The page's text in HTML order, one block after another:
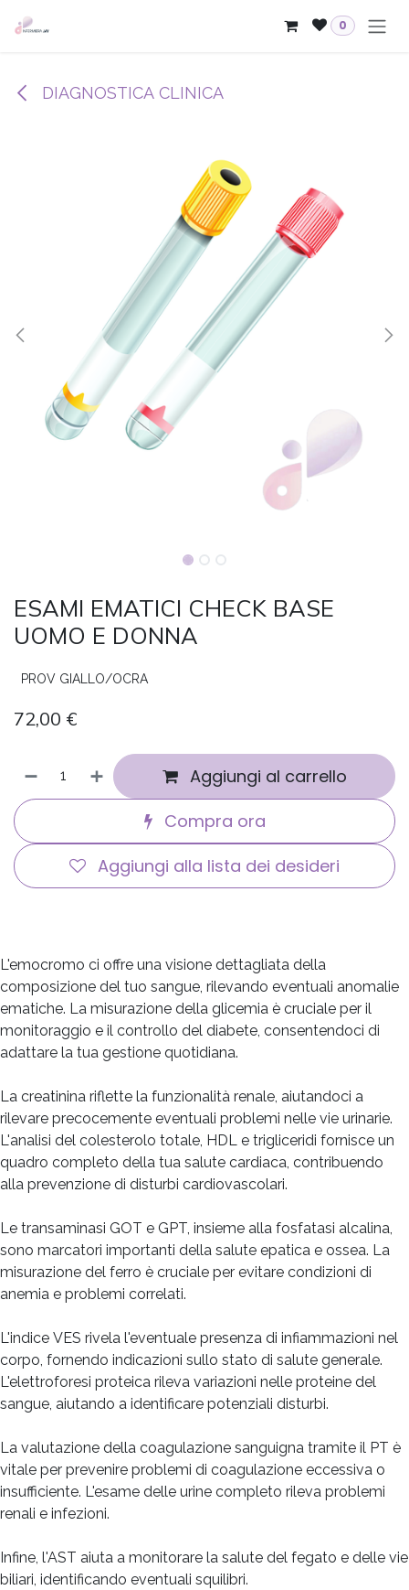
Passa al contenuto
0
DIAGNOSTICA CLINICA
ESAMI EMATICI CHECK BASE
UOMO E DONNA
PROV GIALLO/OCRA
72,00 €
Aggiungi al carrello
Compra ora
Aggiungi alla lista dei desideri
L'emocromo ci offre una visione dettagliata della
composizione del tuo sangue, rilevando eventuali anomalie
ematiche. La misurazione della glicemia è cruciale per il
monitoraggio e il controllo del diabete, consentendoci di
adattare la tua gestione quotidiana.
La creatinina riflette la funzionalità renale, aiutandoci a
rilevare precocemente eventuali problemi nelle vie urinarie.
L'analisi del colesterolo totale, HDL e trigliceridi fornisce un
quadro completo della tua salute cardiaca, contribuendo
alla prevenzione di disturbi cardiovascolari.
Le transaminasi GOT e GPT, insieme alla fosfatasi alcalina,
sono marcatori importanti della salute epatica e ossea. La
misurazione del ferro è cruciale per evitare condizioni di
anemia e problemi correlati.
L'indice VES rivela l'eventuale presenza di infiammazioni nel
corpo, fornendo indicazioni sullo stato di salute generale.
L'elettroforesi proteica rileva variazioni nelle proteine del
sangue, aiutando a identificare potenziali disturbi.
La valutazione della coagulazione sanguigna tramite il PT è
vitale per prevenire problemi di coagulazione eccessiva o
insufficiente. L'esame delle urine completo rileva problemi
renali e infezioni.
Infine, l'AST aiuta a monitorare la salute del fegato e delle vie
biliari, identificando eventuali squilibri.